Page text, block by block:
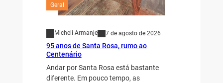
Geral
Micheli Armanje 7 de agosto de 2026
95 anos de Santa Rosa, rumo ao
Centenário
Andar por Santa Rosa está bastante
diferente. Em pouco tempo, as